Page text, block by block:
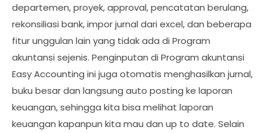
departemen, proyek, approval, pencatatan berulang,
rekonsiliasi bank, impor jurnal dari excel, dan beberapa
fitur unggulan lain yang tidak ada di Program
akuntansi sejenis. Penginputan di Program akuntansi
Easy Accounting ini juga otomatis menghasilkan jurnal,
buku besar dan langsung auto posting ke laporan
keuangan, sehingga kita bisa melihat laporan
keuangan kapanpun kita mau dan up to date. Selain